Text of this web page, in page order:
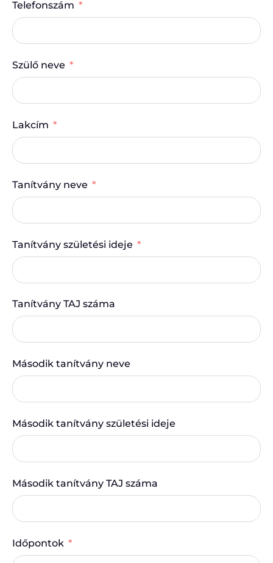
Telefonszám
Szülő neve
Lakcím
Tanítvány neve
Tanítvány születési ideje
Tanítvány TAJ száma
Második tanítvány neve
Második tanítvány születési ideje
Második tanítvány TAJ száma
Időpontok